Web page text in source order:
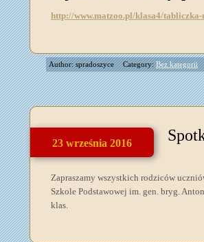
http://www.matzoo.pl/klasa4/tabliczka-
Author: spradoszyce Category:Bez kategorii
23 września 2016
Zapraszamy wszystkich rodziców
Szkole Podstawowej im. gen. bryg.
klas.